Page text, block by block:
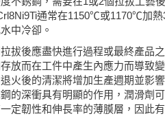
通常在1150℃或1170℃加熱
中冷卻。
拔後應盡快進行過程或最終產品
放而在工件中產生內應力而導致
火後的清潔將增加生產週期並影
的深衝具有明顯的作用，潤滑劑
定韌性和伸長率的薄膜層，因此